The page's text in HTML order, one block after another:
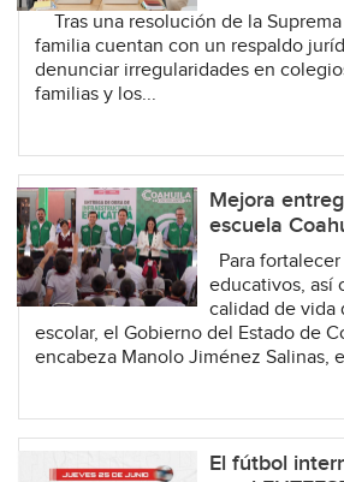
Tras una resolución de la
familia cuentan con un respaldo
denunciar irregularidades en
familias y los...
Mejora
escuela
Para
educativos, así
calidad de vida
escolar, el Gobierno del Estado de
encabeza Manolo Jiménez Salinas,
El fútbol